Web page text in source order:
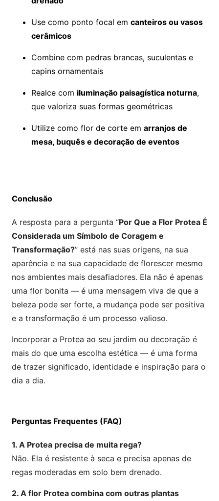
Use como ponto focal em canteiros ou vasos
cerâmicos
Combine com pedras brancas, suculentas e
capins ornamentais
Realce com iluminação paisagística noturna,
que valoriza suas formas geométricas
Utilize como flor de corte em arranjos de
mesa, buquês e decoração de eventos
Conclusão
A resposta para a pergunta “Por Que a Flor Protea É
Considerada um Símbolo de Coragem e
Transformação?” está nas suas origens, na sua
aparência e na sua capacidade de florescer mesmo
nos ambientes mais desafiadores. Ela não é apenas
uma flor bonita — é uma mensagem viva de que a
beleza pode ser forte, a mudança pode ser positiva
e a transformação é um processo valioso.
Incorporar a Protea ao seu jardim ou decoração é
mais do que uma escolha estética — é uma forma
de trazer significado, identidade e inspiração para o
dia a dia.
Perguntas Frequentes (FAQ)
1. A Protea precisa de muita rega?
Não. Ela é resistente à seca e precisa apenas de
regas moderadas em solo bem drenado.
2. A flor Protea combina com outras plantas